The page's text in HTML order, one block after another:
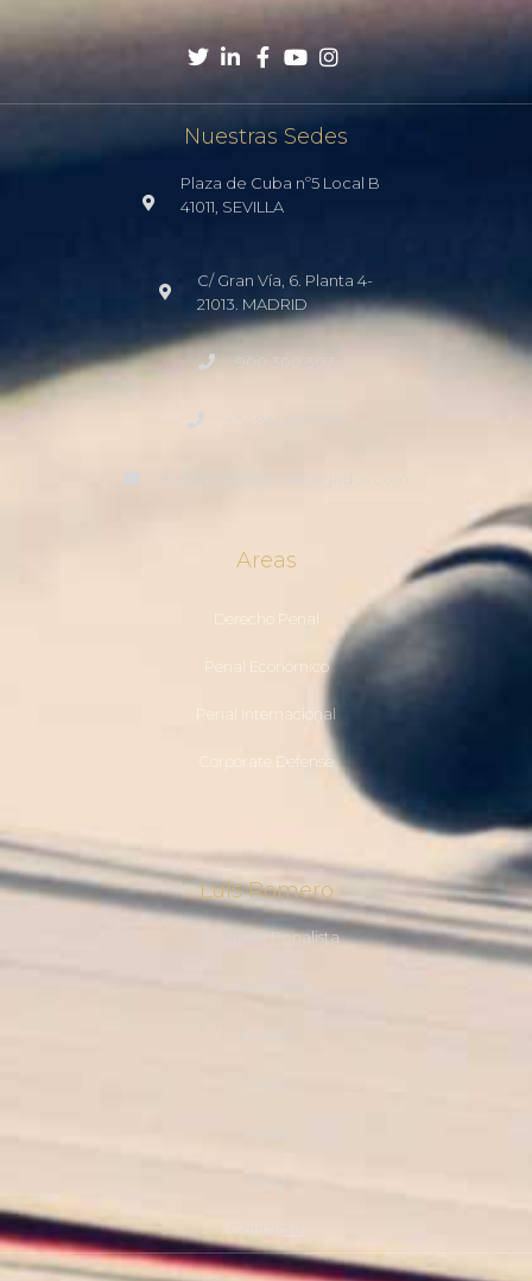
Nuestras Sedes
Plaza de Cuba nº5 Local B
41011, SEVILLA
C/ Gran Vía, 6. Planta 4-
21013. MADRID
900 300 307
bufete@romeroabogados.com
Areas
Derecho Penal
Penal Económico
Penal Internacional
Corporate Defense
Luis Romero
Abogado Penalista